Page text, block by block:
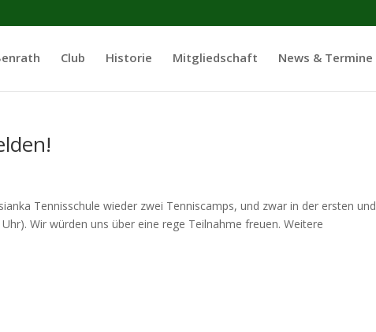
Club Historie Mitgliedschaft News & Termine
Tennisschule wieder zwei Tenniscamps, und zwar in der ersten und
Wir würden uns über eine rege Teilnahme freuen. Weitere